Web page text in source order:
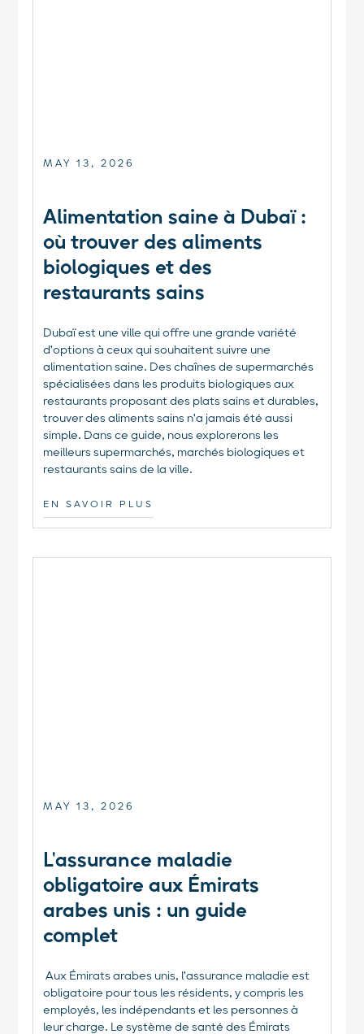
MAY 13, 2026
Alimentation saine à Dubaï :
où trouver des aliments
biologiques et des
restaurants sains
Dubaï est une ville qui offre une grande variété
d'options à ceux qui souhaitent suivre une
alimentation saine. Des chaînes de supermarchés
spécialisées dans les produits biologiques aux
restaurants proposant des plats sains et durables,
trouver des aliments sains n'a jamais été aussi
simple. Dans ce guide, nous explorerons les
meilleurs supermarchés, marchés biologiques et
restaurants sains de la ville.
EN SAVOIR PLUS
MAY 13, 2026
L'assurance maladie
obligatoire aux Émirats
arabes unis : un guide
complet
‍ Aux Émirats arabes unis, l'assurance maladie est
obligatoire pour tous les résidents, y compris les
employés, les indépendants et les personnes à
leur charge. Le système de santé des Émirats